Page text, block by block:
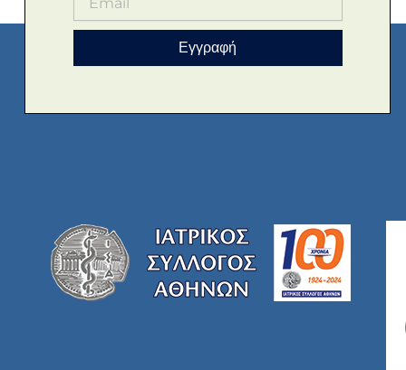
Εγγραφή